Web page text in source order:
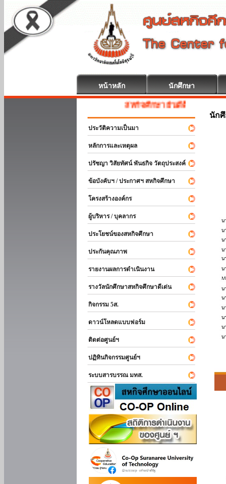
หน้าหลัก นักศึกษา
สหกิจศึกษา ยินดีต้อนรับ
ประวัติความเป็นมา
หลักการและเหตุผล
ปรัชญา วิสัยทัศน์ พันธกิจ วัตถุประสงค์
ข้อบังคับฯ / ประกาศฯ สหกิจศึกษา
โครงสร้างองค์กร
ผู้บริหาร / บุคลากร
ประโยชน์ของสหกิจศึกษา
ประกันคุณภาพ
รายงานผลการดำเนินงาน
รางวัลนักศึกษาสหกิจศึกษาดีเด่น
กิจกรรม 5ส.
ดาวน์โหลดแบบฟอร์ม
ติดต่อศูนย์ฯ
ปฏิทินกิจกรรมศูนย์ฯ
ระบบสารบรรณ มทส.
นัก